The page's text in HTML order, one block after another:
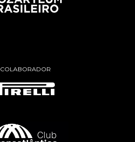
COLABORADOR